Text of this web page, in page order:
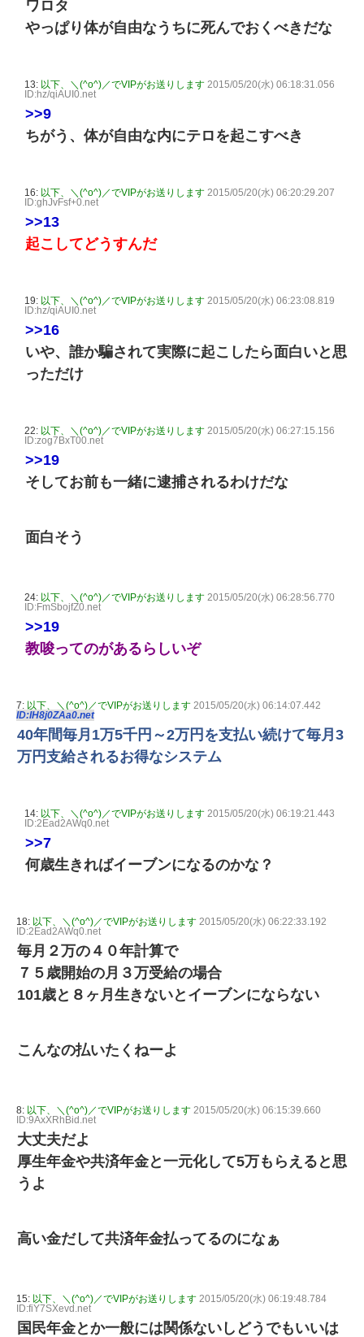
ワロタ
やっぱり体が自由なうちに死んでおくべきだな
13: 以下、＼(^o^)／でVIPがお送りします 2015/05/20(水) 06:18:31.056
ID:hz/qiAUI0.net
>>9
ちがう、体が自由な内にテロを起こすべき
16: 以下、＼(^o^)／でVIPがお送りします 2015/05/20(水) 06:20:29.207
ID:ghJvFsf+0.net
>>13
起こしてどうすんだ
19: 以下、＼(^o^)／でVIPがお送りします 2015/05/20(水) 06:23:08.819
ID:hz/qiAUI0.net
>>16
いや、誰か騙されて実際に起こしたら面白いと思
っただけ
22: 以下、＼(^o^)／でVIPがお送りします 2015/05/20(水) 06:27:15.156
ID:zog7BxT00.net
>>19
そしてお前も一緒に逮捕されるわけだな
面白そう
24: 以下、＼(^o^)／でVIPがお送りします 2015/05/20(水) 06:28:56.770
ID:FmSbojfZ0.net
>>19
教唆ってのがあるらしいぞ
7: 以下、＼(^o^)／でVIPがお送りします 2015/05/20(水) 06:14:07.442
ID:IH8j0ZAa0.net
40年間毎月1万5千円～2万円を支払い続けて毎月3
万円支給されるお得なシステム
14: 以下、＼(^o^)／でVIPがお送りします 2015/05/20(水) 06:19:21.443
ID:2Ead2AWq0.net
>>7
何歳生きればイーブンになるのかな？
18: 以下、＼(^o^)／でVIPがお送りします 2015/05/20(水) 06:22:33.192
ID:2Ead2AWq0.net
毎月２万の４０年計算で
７５歳開始の月３万受給の場合
101歳と８ヶ月生きないとイーブンにならない
こんなの払いたくねーよ
8: 以下、＼(^o^)／でVIPがお送りします 2015/05/20(水) 06:15:39.660
ID:9AxXRhBid.net
大丈夫だよ
厚生年金や共済年金と一元化して5万もらえると思
うよ
高い金だして共済年金払ってるのになぁ
15: 以下、＼(^o^)／でVIPがお送りします 2015/05/20(水) 06:19:48.784
ID:fiY7SXevd.net
国民年金とか一般には関係ないしどうでもいいは